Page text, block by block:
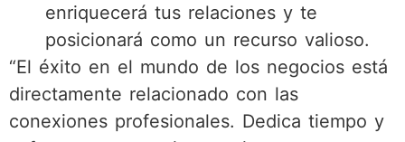
enriquecerá tus relaciones y te
posicionará como un recurso valioso.
“El éxito en el mundo de los negocios está
directamente relacionado con las
conexiones profesionales. Dedica tiempo y